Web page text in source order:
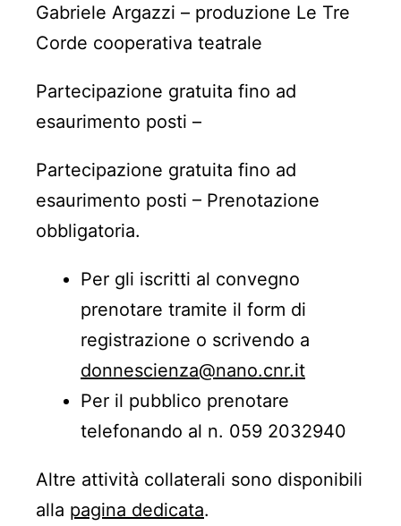
Gabriele Argazzi – produzione Le Tre
Corde cooperativa teatrale
Partecipazione gratuita fino ad
esaurimento posti –
Partecipazione gratuita fino ad
esaurimento posti – Prenotazione
obbligatoria.
Per gli iscritti al convegno
prenotare tramite il form di
registrazione o scrivendo a
donnescienza@nano.cnr.it
Per il pubblico prenotare
telefonando al n. 059 2032940
Altre attività collaterali sono disponibili
alla pagina dedicata.